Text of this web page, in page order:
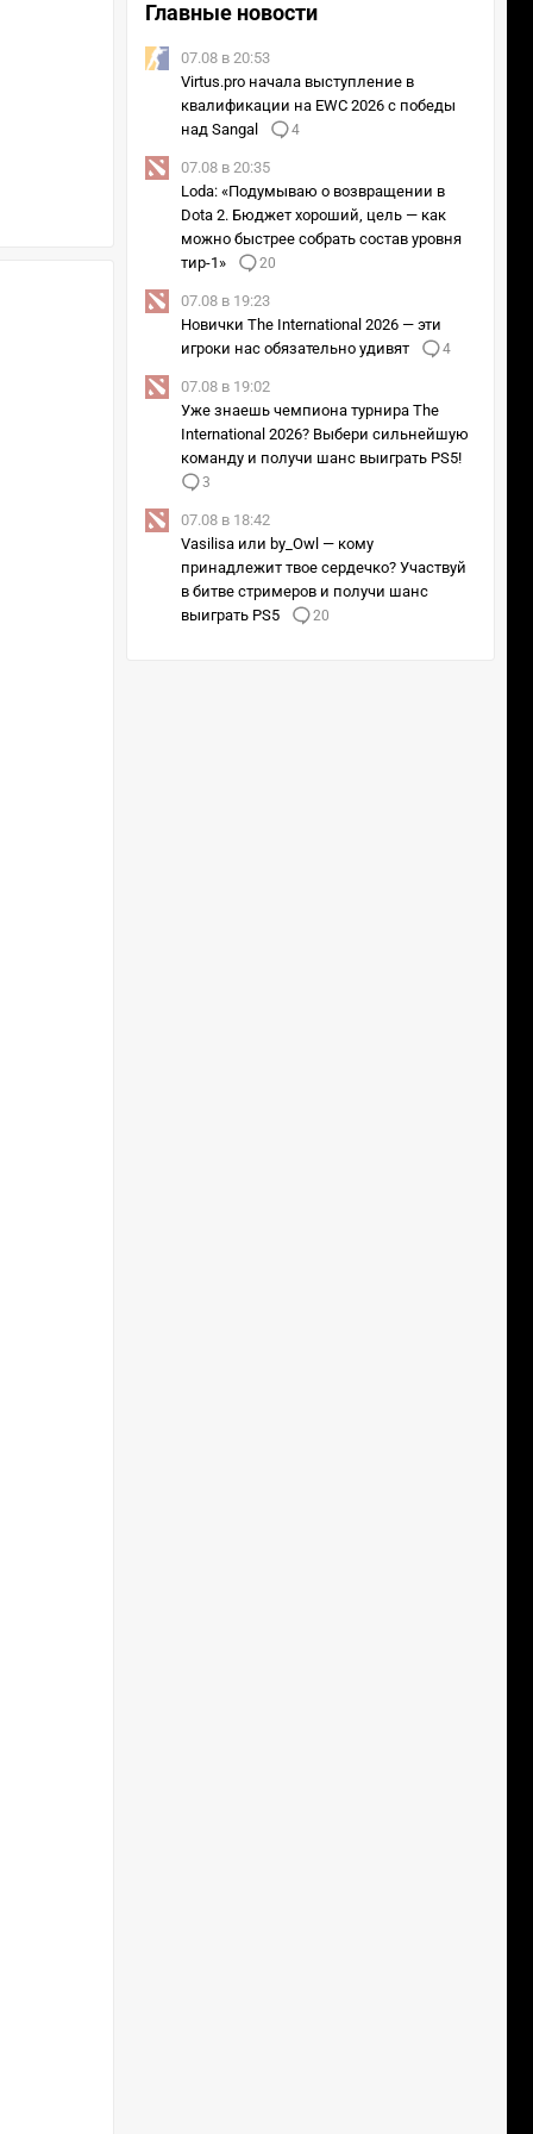
Главные новости
07.08 в 20:53
Virtus.pro начала выступление в
квалификации на EWC 2026 с победы
над Sangal
4
07.08 в 20:35
Loda: «Подумываю о возвращении в
Dota 2. Бюджет хороший, цель — как
можно быстрее собрать состав уровня
тир-1»
20
07.08 в 19:23
Новички The International 2026 — эти
игроки нас обязательно удивят
4
07.08 в 19:02
Уже знаешь чемпиона турнира The
International 2026? Выбери сильнейшую
команду и получи шанс выиграть PS5!
3
07.08 в 18:42
Vasilisa или by_Owl — кому
принадлежит твое сердечко? Участвуй
в битве стримеров и получи шанс
выиграть PS5
20